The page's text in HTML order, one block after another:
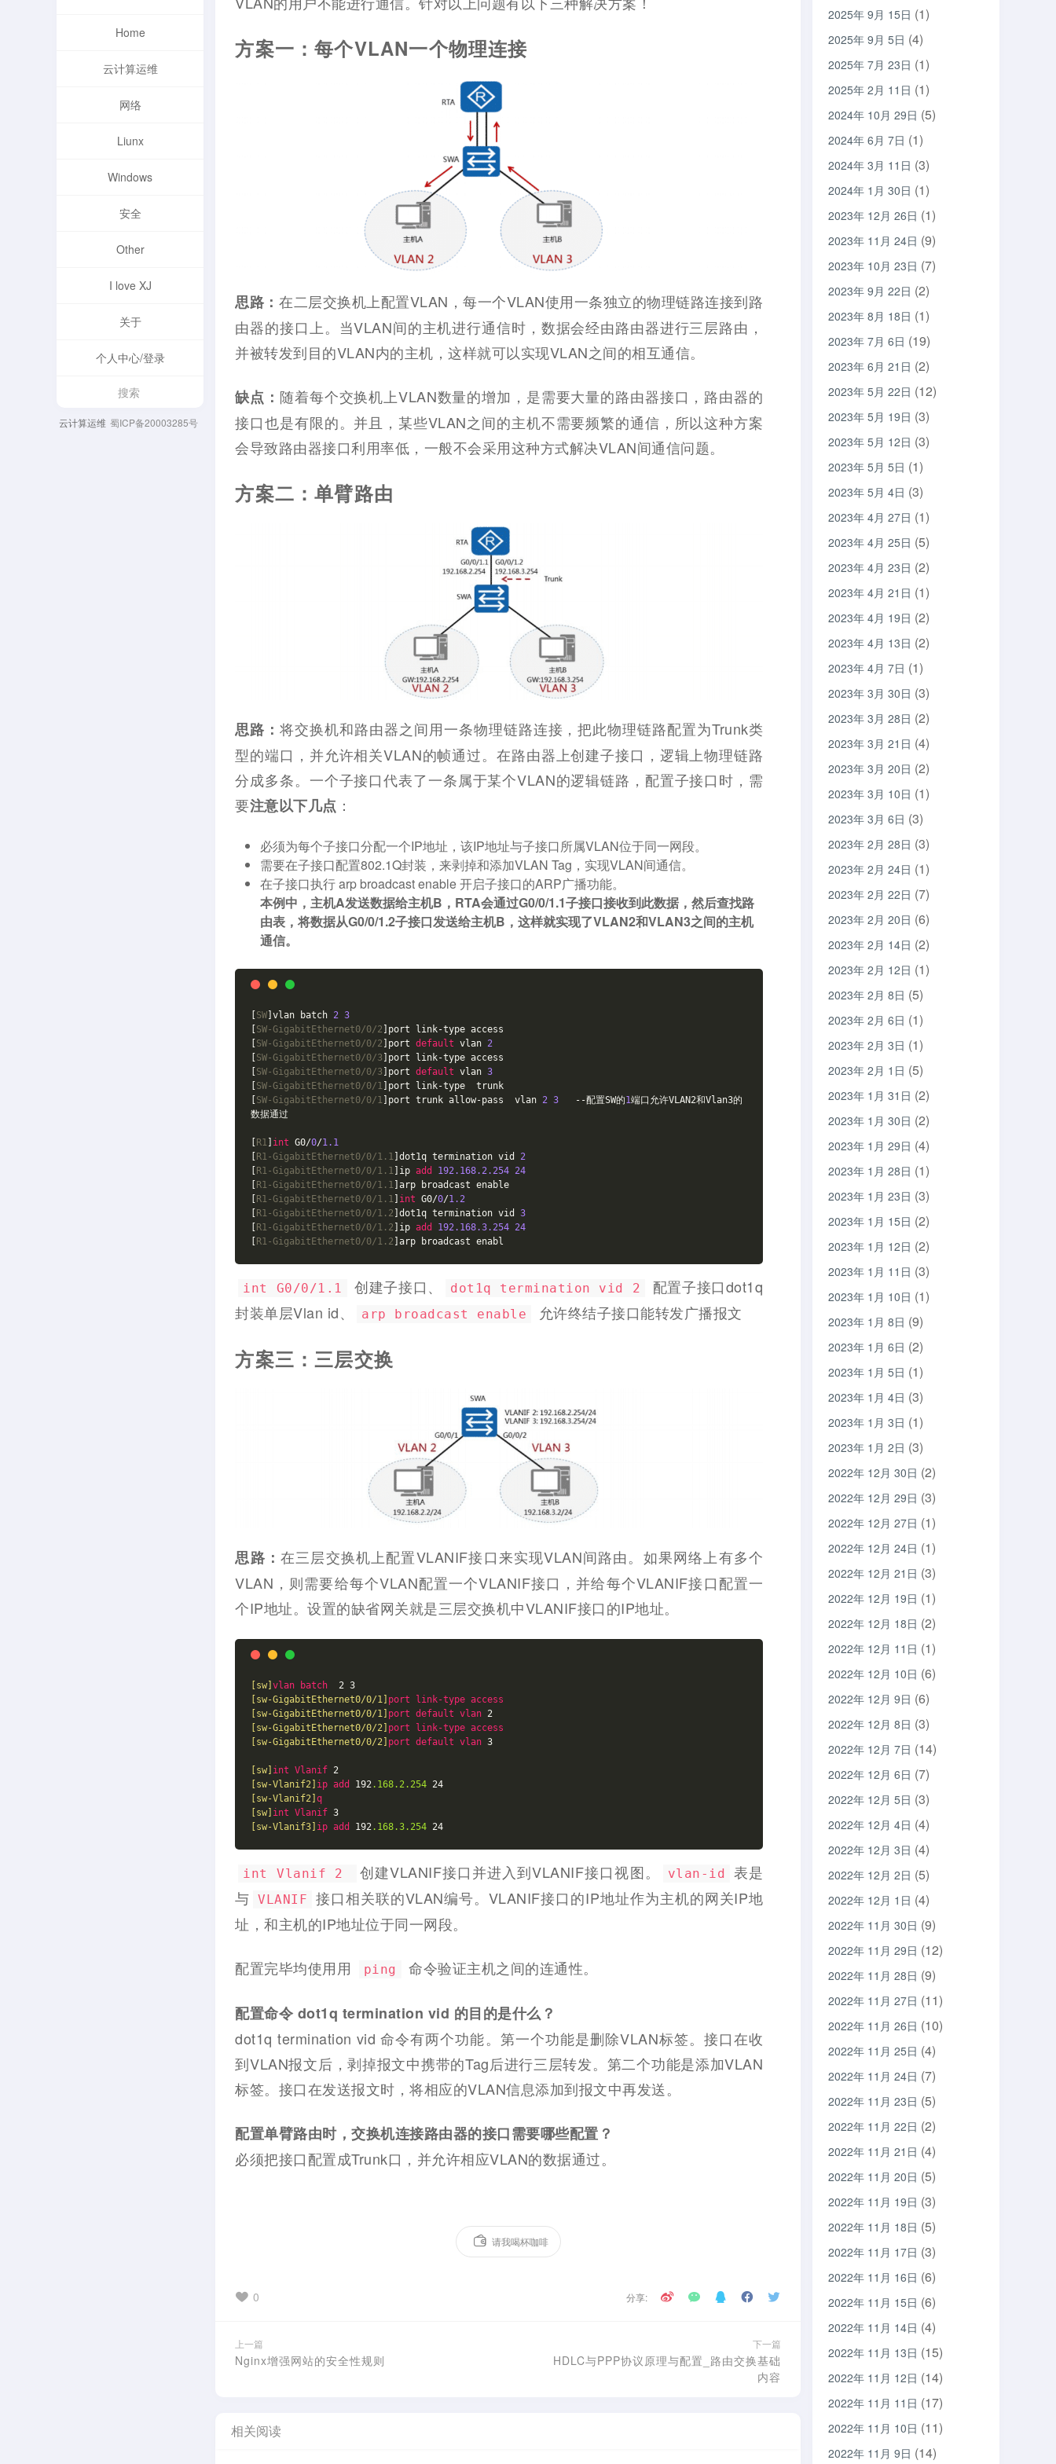
Home
云计算运维
网络
Liunx
Windows
安全
Other
I love XJ
关于
个人中心/登录
云计算运维 蜀ICP备20003285号
方案一：每个VLAN一个物理连接
思路： 在二层交换机上配置VLAN，每一个VLAN使用一条独立的物理链路连接到路
由器的接口上。当VLAN间的主机进行通信时，数据会经由路由器进行三层路由，
并被转发到目的VLAN内的主机，这样就可以实现VLAN之间的相互通信。
缺点： 随着每个交换机上VLAN数量的增加，是需要大量的路由器接口，路由器的
接口也是有限的。并且，某些VLAN之间的主机不需要频繁的通信，所以这种方案
会导致路由器接口利用率低，一般不会采用这种方式解决VLAN间通信问题。
方案二：单臂路由
思路：将交换机和路由器之间用一条物理链路连接，把此物理链路配置为Trunk类
型的端口，并允许相关VLAN的帧通过。在路由器上创建子接口，逻辑上物理链路
分成多条。一个子接口代表了一条属于某个VLAN的逻辑链路，配置子接口时，需
要注意以下几点 ：
必须为每个子接口分配一个IP地址，该IP地址与子接口所属VLAN位于同一网段。
需要在子接口配置802.1Q封装，来剥掉和添加VLAN Tag，实现VLAN间通信。
在子接口执行 arp broadcast enable 开启子接口的ARP广播功能。
本例中，主机A发送数据给主机B，RTA会通过G0/0/1.1子接口接收到此数据，然后查找路
由表，将数据从G0/0/1.2子接口发送给主机B，这样就实现了VLAN2和VLAN3之间的主机
通信。
SW ]vlan batch 2 3
SW-GigabitEthernet0/0/2
]port link-type access
SW-GigabitEthernet0/0/2 ]port default vlan 2
SW-GigabitEthernet0/0/3
]port link-type access
SW-GigabitEthernet0/0/3 ]port default vlan 3
SW-GigabitEthernet0/0/1 ]port link-type  trunk
SW-GigabitEthernet0/0/1 ]port trunk allow-pass  vlan 2 3
   --配置SW的
1端口允许VLAN2和Vlan3的
数据通过
R1 int G0/0/1.1
R1-GigabitEthernet0/0/1.1 ]dot1q termination vid 2
R1-GigabitEthernet0/0/1.1 ]ip add 192.168.2.254 24
R1-GigabitEthernet0/0/1.1 ]arp broadcast enable
R1-GigabitEthernet0/0/1.1 int G0/0/1.2
R1-GigabitEthernet0/0/1.2 ]dot1q termination vid 3
R1-GigabitEthernet0/0/1.2 ]ip add 192.168.3.254 24
R1-GigabitEthernet0/0/1.2 ]arp broadcast enabl
int G0/0/1.1 创建子接口、 dot1q termination vid 2
配置子接口dot1q
封装单层Vlan id、
arp broadcast enable 允许终结子接口能转发广播报文
方案三：三层交换
思路：在三层交换机上配置VLANIF接口来实现VLAN间路由。如果网络上有多个
VLAN，则需要给每个VLAN配置一个VLANIF接口，并给每个VLANIF接口配置一
个IP地址。设置的缺省网关就是三层交换机中VLANIF接口的IP地址。
[sw]vlan batch
[sw-GigabitEthernet0/0/1] port link-type access
[sw-GigabitEthernet0/0/1] port default vlan
[sw-GigabitEthernet0/0/2] port link-type access
[sw-GigabitEthernet0/0/2] port default vlan 3
[sw] int Vlanif
[sw-Vlanif2] ip add 192.168.2.254
[sw-Vlanif2]q
[sw] int Vlanif
[sw-Vlanif3] ip add 192.168.3.254 24
int Vlanif 2 创建VLANIF接口并进入到VLANIF接口视图。 vlan-id
表是
与 VLANIF
接口相关联的VLAN编号。VLANIF接口的IP地址作为主机的网关IP地
址，和主机的IP地址位于同一网段。
配置完毕均使用用 ping 命令验证主机之间的连通性。
配置命令 dot1q termination vid 的目的是什么？
dot1q termination vid 命令有两个功能。第一个功能是删除VLAN标签。接口在收
到VLAN报文后，剥掉报文中携带的Tag后进行三层转发。第二个功能是添加VLAN
标签。接口在发送报文时，将相应的VLAN信息添加到报文中再发送。
配置单臂路由时，交换机连接路由器的接口需要哪些配置？
必须把接口配置成Trunk口，并允许相应VLAN的数据通过。
请我喝杯咖啡
0 分享:
上一篇
Nginx增强网站的安全性规则
下一篇
HDLC与PPP协议原理与配置_路由交换基础
内容
相关阅读
2025年 9月 15日 (1)
2025年 9月 5日 (4)
2025年 7月 23日 (1)
2025年 2月 11日 (1)
2024年 10月 29日 (5)
2024年 6月 7日 (1)
2024年 3月 11日 (3)
2024年 1月 30日 (1)
2023年 12月 26日 (1)
2023年 11月 24日 (9)
2023年 10月 23日 (7)
2023年 9月 22日 (2)
2023年 8月 18日 (1)
2023年 7月 6日 (19)
2023年 6月 21日 (2)
2023年 5月 22日 (12)
2023年 5月 19日 (3)
2023年 5月 12日 (3)
2023年 5月 5日 (1)
2023年 5月 4日 (3)
2023年 4月 27日 (1)
2023年 4月 25日 (5)
2023年 4月 23日 (2)
2023年 4月 21日 (1)
2023年 4月 19日 (2)
2023年 4月 13日 (2)
2023年 4月 7日 (1)
2023年 3月 30日 (3)
2023年 3月 28日 (2)
2023年 3月 21日 (4)
2023年 3月 20日 (2)
2023年 3月 10日 (1)
2023年 3月 6日 (3)
2023年 2月 28日 (3)
2023年 2月 24日 (1)
2023年 2月 22日 (7)
2023年 2月 20日 (6)
2023年 2月 14日 (2)
2023年 2月 12日 (1)
2023年 2月 8日 (5)
2023年 2月 6日 (1)
2023年 2月 3日 (1)
2023年 2月 1日 (5)
2023年 1月 31日 (2)
2023年 1月 30日 (2)
2023年 1月 29日 (4)
2023年 1月 28日 (1)
2023年 1月 23日 (3)
2023年 1月 15日 (2)
2023年 1月 12日 (2)
2023年 1月 11日 (3)
2023年 1月 10日 (1)
2023年 1月 8日 (9)
2023年 1月 6日 (2)
2023年 1月 5日 (1)
2023年 1月 4日 (3)
2023年 1月 3日 (1)
2023年 1月 2日 (3)
2022年 12月 30日 (2)
2022年 12月 29日 (3)
2022年 12月 27日 (1)
2022年 12月 24日 (1)
2022年 12月 21日 (3)
2022年 12月 19日 (1)
2022年 12月 18日 (2)
2022年 12月 11日 (1)
2022年 12月 10日 (6)
2022年 12月 9日 (6)
2022年 12月 8日 (3)
2022年 12月 7日 (14)
2022年 12月 6日 (7)
2022年 12月 5日 (3)
2022年 12月 4日 (4)
2022年 12月 3日 (4)
2022年 12月 2日 (5)
2022年 12月 1日 (4)
2022年 11月 30日 (9)
2022年 11月 29日 (12)
2022年 11月 28日 (9)
2022年 11月 27日 (11)
2022年 11月 26日 (10)
2022年 11月 25日 (4)
2022年 11月 24日 (7)
2022年 11月 23日 (5)
2022年 11月 22日 (2)
2022年 11月 21日 (4)
2022年 11月 20日 (5)
2022年 11月 19日 (3)
2022年 11月 18日 (5)
2022年 11月 17日 (3)
2022年 11月 16日 (6)
2022年 11月 15日 (6)
2022年 11月 14日 (4)
2022年 11月 13日 (15)
2022年 11月 12日 (14)
2022年 11月 11日 (17)
2022年 11月 10日 (11)
2022年 11月 9日 (14)